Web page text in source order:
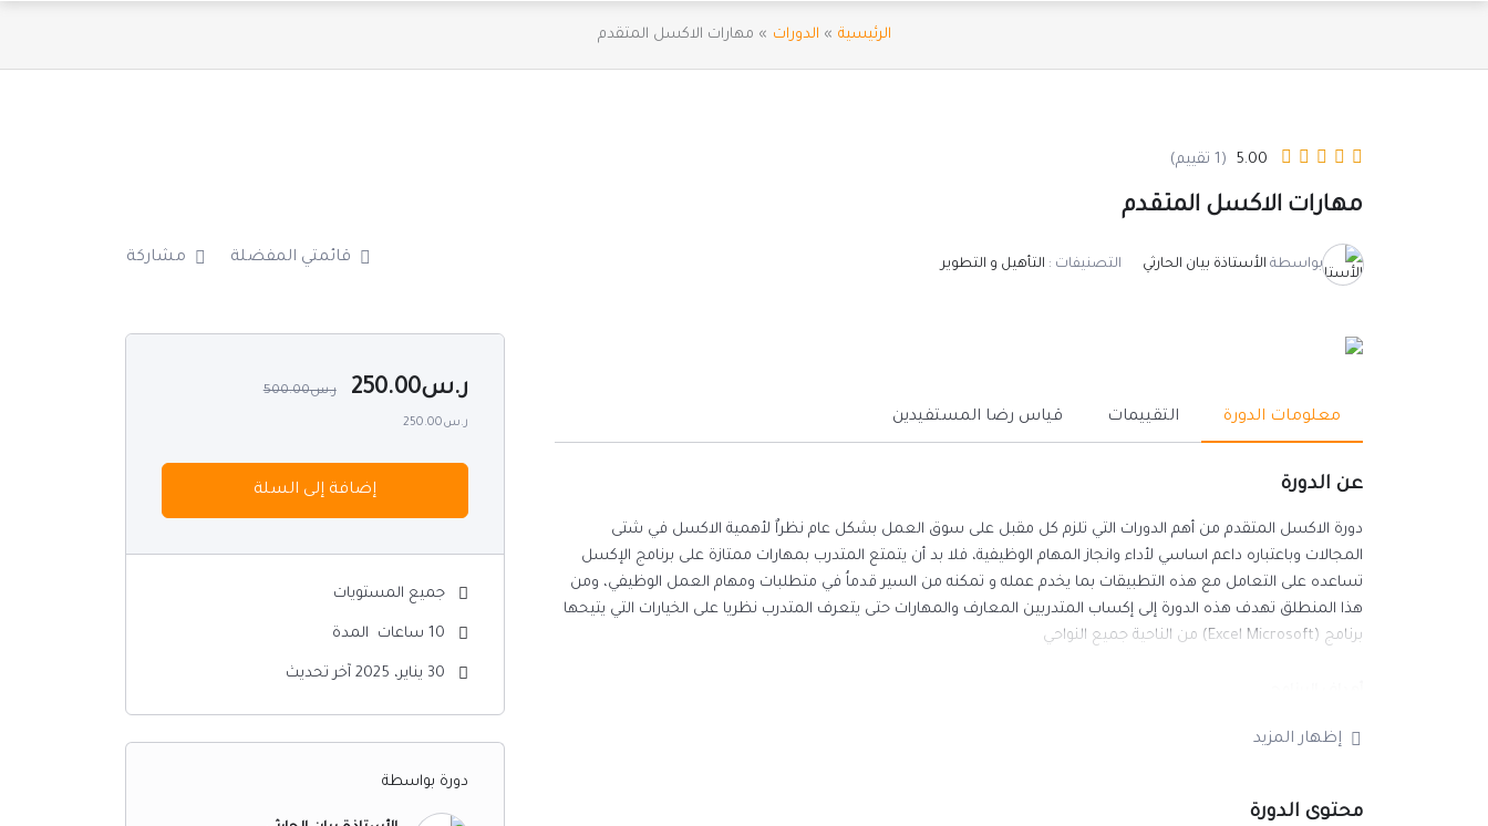
الرئيسية الدورات مهارات الاكسل المتقدم
5.00 (1 تقييم)
مهارات الاكسل المتقدم
بواسطة الأستاذة بيان الحارثي التصنيفات : التأهيل و التطوير قائمتي المفضلة مشاركة
معلومات الدورة التقييمات قياس رضا المستفيدين
عن الدورة
دورة الاكسل المتقدم من أهم الدورات التي تلزم كل مقبل على سوق العمل بشكل عام نظراٌ لأهمية الاكسل في شتى
المجالات وباعتباره داعم اساسي لأداء وانجاز المهام الوظيفية، فلا بد أن يتمتع المتدرب بمهارات ممتازة على برنامج الإكسل
تساعده على التعامل مع هذه التطبيقات بما يخدم عمله و تمكنه من السير قدماُ في متطلبات ومهام العمل الوظيفي، ومن
هذا المنطلق تهدف هذه الدورة إلى إكساب المتدربين المعارف والمهارات حتى يتعرف المتدرب نظريا على الخيارات التي يتيحها
برنامج (Excel Microsoft) من الناحية جميع النواحي
اختيار خيارات مدمجة مثل وظيفة المساعدة لتعزيز الإنتاجية
إظهار المزيد
محتوى الدورة
ر.س250.00 ر.س500.00
ر.س250.00
إضافة إلى السلة
جميع المستويات
10 ساعات المدة
30 يناير، 2025 آخر تحديث
دورة بواسطة